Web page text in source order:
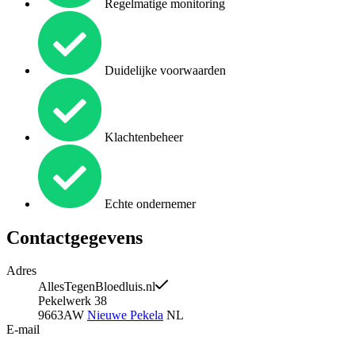
Regelmatige monitoring
Duidelijke voorwaarden
Klachtenbeheer
Echte ondernemer
Contactgegevens
Adres
AllesTegenBloedluis.nl
Pekelwerk 38
9663AW Nieuwe Pekela NL
E-mail